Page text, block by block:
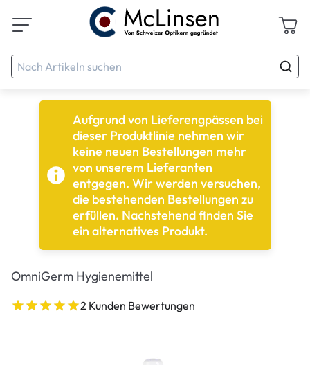
Aufgrund von Lieferengpässen bei
dieser Produktlinie nehmen wir
keine neuen Bestellungen mehr
von unserem Lieferanten
entgegen. Wir werden versuchen,
die bestehenden Bestellungen zu
erfüllen. Nachstehend finden Sie
ein alternatives Produkt.
OmniGerm Hygienemittel
2 Kunden Bewertungen